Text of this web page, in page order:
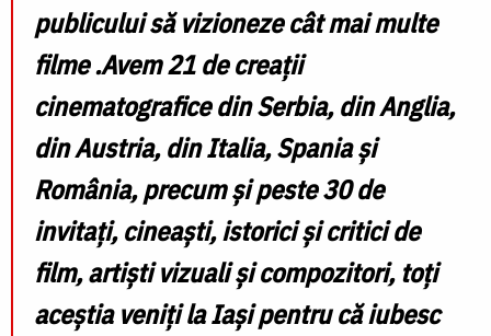
publicului să vizioneze cât mai multe
filme .Avem 21 de creații
cinematografice din Serbia, din Anglia,
din Austria, din Italia, Spania și
România, precum și peste 30 de
invitați, cineaști, istorici și critici de
film, artiști vizuali și compozitori, toți
aceștia veniți la Iași pentru că iubesc